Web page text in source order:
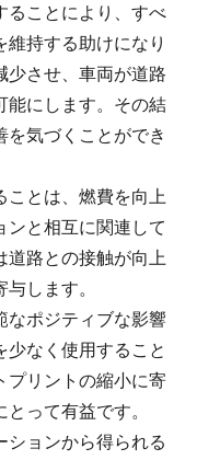
ることにより、すべ
持する助けになり
少させ、車両が道路
能にします。その結
気づくことができ
ことは、燃費を向上
ンと相互に関連して
道路との接触が向上
します。
なポジティブな影響
少なく使用すること
プリントの縮小に寄
って有益です。
ションから得られる